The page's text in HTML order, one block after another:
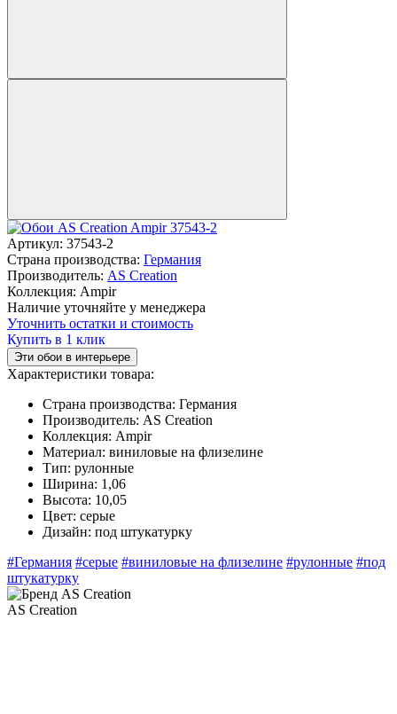
Артикул: 37543-2
Страна производства: Германия
Производитель: AS Creation
Коллекция: Ampir
Наличие уточняйте у менеджера
Уточнить остатки и стоимость
Купить в 1 клик
Эти обои в интерьере
Характеристики товара:
Страна производства: Германия
Производитель: AS Creation
Коллекция: Ampir
Материал: виниловые на флизелине
Тип: рулонные
Ширина: 1,06
Высота: 10,05
Цвет: серые
Дизайн: под штукатурку
#Германия #серые #виниловые на флизелине #рулонные #под
штукатурку
AS Creation